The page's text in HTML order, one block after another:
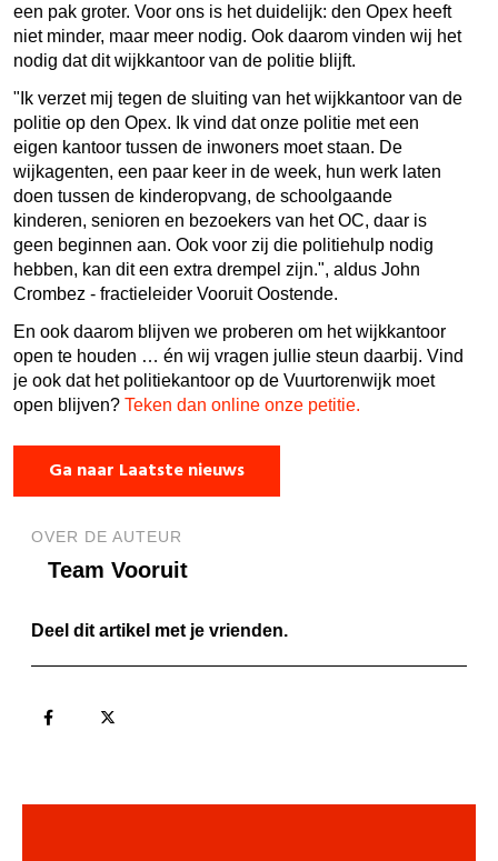
een pak groter. Voor ons is het duidelijk: den Opex heeft
niet minder, maar meer nodig. Ook daarom vinden wij het
nodig dat dit wijkkantoor van de politie blijft.
"Ik verzet mij tegen de sluiting van het wijkkantoor van de
politie op den Opex. Ik vind dat onze politie met een
eigen kantoor tussen de inwoners moet staan. De
wijkagenten, een paar keer in de week, hun werk laten
doen tussen de kinderopvang, de schoolgaande
kinderen, senioren en bezoekers van het OC, daar is
geen beginnen aan. Ook voor zij die politiehulp nodig
hebben, kan dit een extra drempel zijn.", aldus John
Crombez - fractieleider Vooruit Oostende.
En ook daarom blijven we proberen om het wijkkantoor
open te houden … én wij vragen jullie steun daarbij. Vind
je ook dat het politiekantoor op de Vuurtorenwijk moet
open blijven? Teken dan online onze petitie.
Ga naar Laatste nieuws
OVER DE AUTEUR
Team Vooruit
Deel dit artikel met je vrienden.